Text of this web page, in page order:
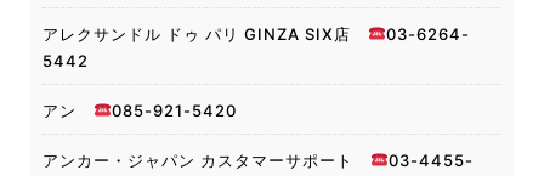
アレクサンドル ドゥ パリ GINZA SIX店
03-6264-
5442
アン 085-921-5420
アンカー・ジャパン カスタマーサポート
03-4455-